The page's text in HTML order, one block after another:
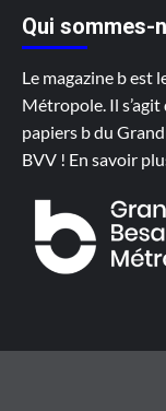
Qui sommes-
Le magazine b est
Métropole. Il
papiers b du
BVV ! En savoir